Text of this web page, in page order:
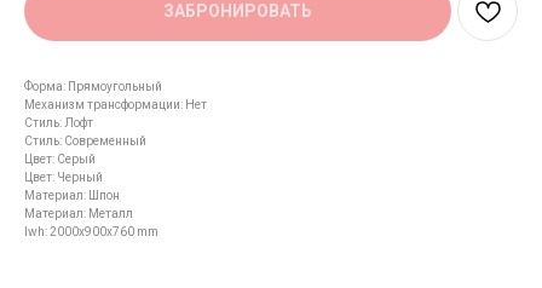
ЗАБРОНИРОВАТЬ
Форма: Прямоугольный
Механизм трансформации: Нет
Стиль: Лофт
Стиль: Современный
Цвет: Cерый
Цвет: Черный
Материал: Шпон
Материал: Металл
lwh: 2000x900x760 mm